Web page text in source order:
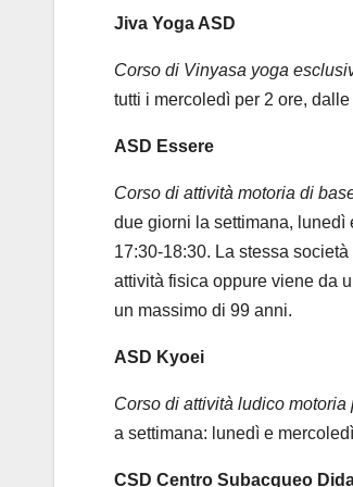
Jiva Yoga ASD
Corso di Vinyasa yoga
tutti i mercoledì per 2 ore,
ASD Essere
Corso di attività motoria di
due giorni la settimana, lunedì
17:30-18:30. La stessa
attività fisica oppure viene da
un massimo di 99 anni.
ASD Kyoei
Corso di attività ludico motoria
a settimana: lunedì e
CSD Centro Subacqueo